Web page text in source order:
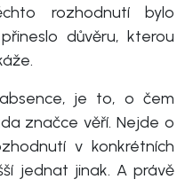
rozhodnutí bylo
důvěru, kterou
je to, o čem
značce věří. Nejde o
v konkrétních
jednat jinak. A právě